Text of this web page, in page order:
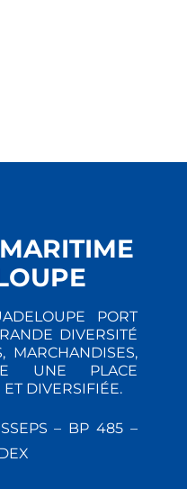
PORT
DIVERSITÉ
MARCHANDISES,
UNE PLACE
DIVERSIFIÉE.
– BP 485 –